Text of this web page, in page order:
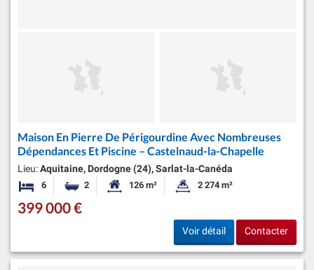
Maison En Pierre De Périgourdine Avec Nombreuses
Dépendances Et Piscine – Castelnaud-la-Chapelle
Lieu:Aquitaine, Dordogne (24), Sarlat-la-Canéda
6 Chambres
2 Salles de bainsSurface habitable:
126 m² Superficie du terrain:
2 274 m²
399 000 €
Voir détail Contacter